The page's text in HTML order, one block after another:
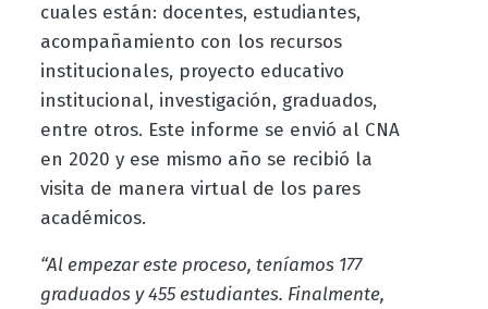
cuales están: docentes, estudiantes,
acompañamiento con los recursos
institucionales, proyecto educativo
institucional, investigación, graduados,
entre otros. Este informe se envió al CNA
en 2020 y ese mismo año se recibió la
visita de manera virtual de los pares
académicos.
“Al empezar este proceso, teníamos 177
graduados y 455 estudiantes. Finalmente,